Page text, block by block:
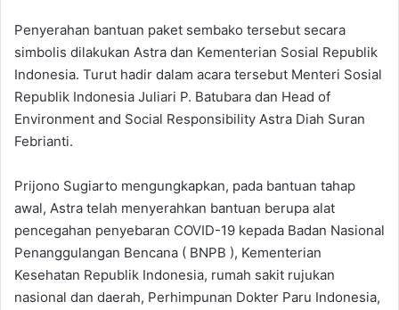
Penyerahan bantuan paket sembako tersebut secara
simbolis dilakukan Astra dan Kementerian Sosial Republik
Indonesia. Turut hadir dalam acara tersebut Menteri Sosial
Republik Indonesia Juliari P. Batubara dan Head of
Environment and Social Responsibility Astra Diah Suran
Febrianti.
Prijono Sugiarto mengungkapkan, pada bantuan tahap
awal, Astra telah menyerahkan bantuan berupa alat
pencegahan penyebaran COVID-19 kepada Badan Nasional
Penanggulangan Bencana ( BNPB ), Kementerian
Kesehatan Republik Indonesia, rumah sakit rujukan
nasional dan daerah, Perhimpunan Dokter Paru Indonesia,